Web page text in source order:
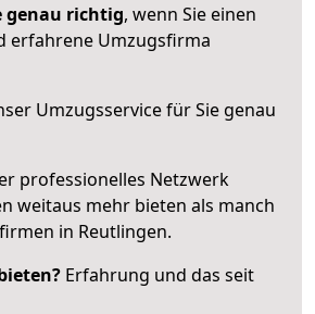
genau richtig, wenn Sie einen
erfahrene Umzugsfirma
Umzugsservice für Sie genau
professionelles Netzwerk
weitaus mehr bieten als manch
in Reutlingen.
Erfahrung und das seit